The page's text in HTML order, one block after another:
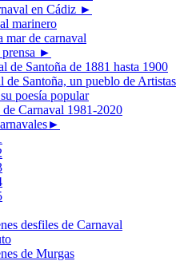
en Cádiz ►
marinero
mar de carnaval
prensa ►
de Santoña de 1881 hasta 1900
de Santoña, un pueblo de Artistas
poesía popular
de Carnaval 1981-2020
desfiles de Carnaval
de Murgas